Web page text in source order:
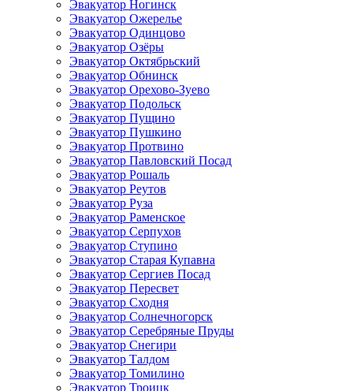
Эвакуатор Ногинск
Эвакуатор Ожерелье
Эвакуатор Одинцово
Эвакуатор Озёры
Эвакуатор Октябрьский
Эвакуатор Обнинск
Эвакуатор Орехово-Зуево
Эвакуатор Подольск
Эвакуатор Пущино
Эвакуатор Пушкино
Эвакуатор Протвино
Эвакуатор Павловский Посад
Эвакуатор Рошаль
Эвакуатор Реутов
Эвакуатор Руза
Эвакуатор Раменское
Эвакуатор Серпухов
Эвакуатор Ступино
Эвакуатор Старая Купавна
Эвакуатор Сергиев Посад
Эвакуатор Пересвет
Эвакуатор Сходня
Эвакуатор Солнечногорск
Эвакуатор Серебряные Пруды
Эвакуатор Снегири
Эвакуатор Талдом
Эвакуатор Томилино
Эвакуатор Троицк